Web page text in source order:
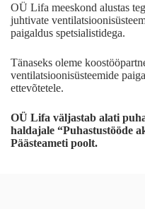
OÜ Lifa meeskond alustas
juhtivate
paigaldus spetsialistidega.
Tänaseks oleme
ventilatsioonisüsteemide
ettevõtetele.
OÜ Lifa väljastab alati
haldajale “Puhastustööde
Päästeameti poolt.